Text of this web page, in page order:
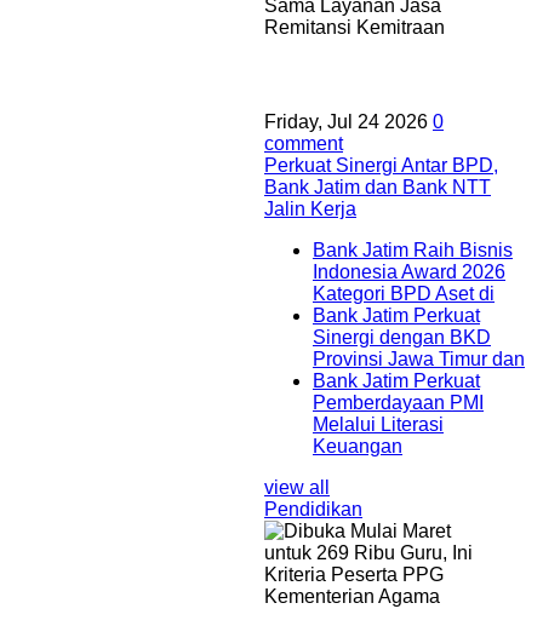
Friday, Jul 24 2026 0
comment
Perkuat Sinergi Antar BPD,
Bank Jatim dan Bank NTT
Jalin Kerja
Bank Jatim Raih Bisnis
Indonesia Award 2026
Kategori BPD Aset di
Bank Jatim Perkuat
Sinergi dengan BKD
Provinsi Jawa Timur dan
Bank Jatim Perkuat
Pemberdayaan PMI
Melalui Literasi
Keuangan
view all
Pendidikan